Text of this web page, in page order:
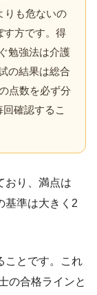
りも危ないの
す方です。得
勉強法は介護
の結果は総合
点数を必ず分
確認するこ
おり、満点は
基準は大きく2
ことです。これ
の合格ラインと